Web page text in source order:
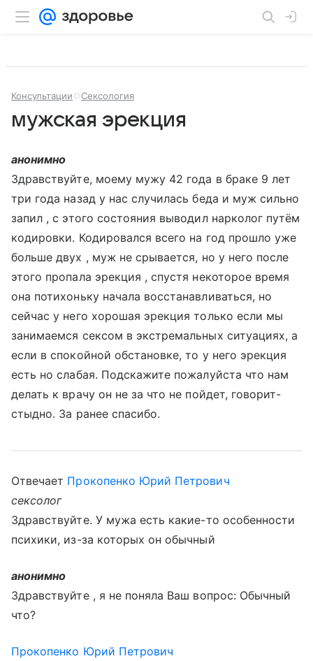
Консультации Сексология
мужская эрекция
анонимно
Здравствуйте, моему мужу 42 года в браке 9 лет
три года назад у нас случилась беда и муж сильно
запил , с этого состояния выводил нарколог путём
кодировки. Кодировался всего на год прошло уже
больше двух , муж не срывается, но у него после
этого пропала эрекция , спустя некоторое время
она потихоньку начала восстанавливаться, но
сейчас у него хорошая эрекция только если мы
занимаемся сексом в экстремальных ситуациях, а
если в спокойной обстановке, то у него эрекция
есть но слабая. Подскажите пожалуйста что нам
делать к врачу он не за что не пойдет, говорит-
стыдно. За ранее спасибо.
Отвечает Прокопенко Юрий Петрович
сексолог
Здравствуйте. У мужа есть какие-то особенности
психики, из-за которых он обычный
анонимно
Здравствуйте , я не поняла Ваш вопрос: Обычный
что?
Прокопенко Юрий Петрович